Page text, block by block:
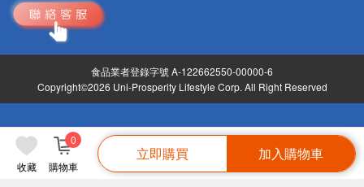
收藏 購物車
0
立即購買 加入購物車
食品業者登錄字號 A-122662550-00000-6
Copyright©2026 Uni-Prosperity Lifestyle Corp. All Right Reserved